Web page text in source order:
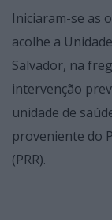
Iniciaram-se as
acolhe a
Salvador, na
intervenção
unidade de
proveniente do
(PRR).